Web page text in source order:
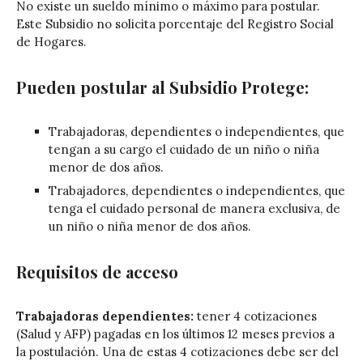
No existe un sueldo mínimo o máximo para postular.
Este Subsidio no solicita porcentaje del Registro Social
de Hogares.
Pueden postular al Subsidio Protege:
Trabajadoras, dependientes o independientes, que
tengan a su cargo el cuidado de un niño o niña
menor de dos años.
Trabajadores, dependientes o independientes, que
tenga el cuidado personal de manera exclusiva, de
un niño o niña menor de dos años.
Requisitos de acceso
Trabajadoras dependientes: tener 4 cotizaciones
(Salud y AFP) pagadas en los últimos 12 meses previos a
la postulación. Una de estas 4 cotizaciones debe ser del